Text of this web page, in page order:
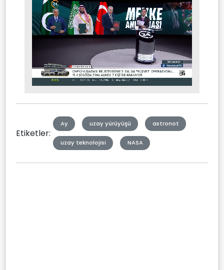
Mute Stream
Etiketler:
Ay uzay yürüyüşü astronot
uzay teknolojisi NASA